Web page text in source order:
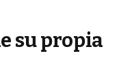
su propia